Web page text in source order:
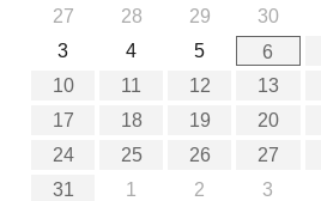
27
28 29 30
3
4 5 6
10
11 12 13
17
18 19 20
24
25 26 27
31
1 2 3